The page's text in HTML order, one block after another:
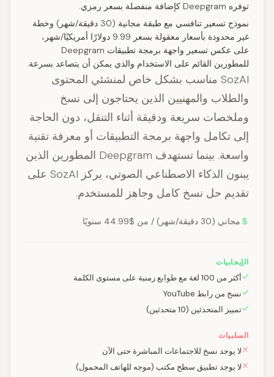
توفره Deepgram كإضافة منفصلة بسعر رمزي.
نموذج تسعير تنافسي مع طبقة مجانية (30 دقيقة/شهر) وخطة
غير محدودة بأسعار معقولة بسعر 9.99 دولارًا أمريكيًا/شهر،
على عكس تسعير واجهة برمجة تطبيقات Deepgram
للمطورين القائم على الاستخدام والذي يمكن أن يتصاعد بسرعة.
SozAI مناسب بشكل خاص لمنشئي المحتوى
والطلاب والمهنيين الذين يحتاجون إلى نسخ
وملخصات سريعة ودقيقة أثناء التنقل، دون الحاجة
إلى تكامل واجهة برمجة التطبيقات أو معرفة تقنية
واسعة. بينما تستهدف Deepgram المطورين الذين
يبنون الذكاء الاصطناعي الصوتي، يركز SozAI على
تقديم حل نسخ كامل وجاهز للمستخدم.
مجاني (30 دقيقة/شهر) / من $44.99 سنويًا
الإيجابيات
أكثر من 100 لغة مع طوابع زمنية على مستوى الكلمة
نسخ من رابط YouTube
تمييز المتحدثين (10 متحدثين)
السلبيات
لا يوجد نسخ للاجتماعات المباشرة حتى الآن
لا يوجد تطبيق سطح مكتب (موجه للهاتف المحمول)